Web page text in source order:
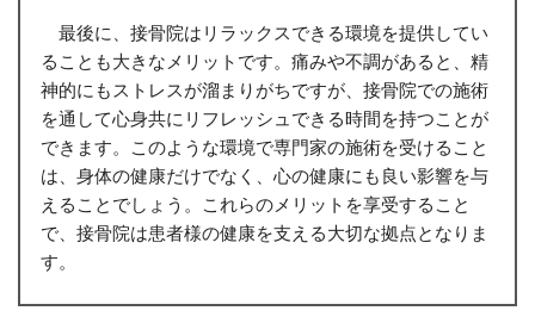
最後に、接骨院はリラックスできる環境を提供してい
ることも大きなメリットです。痛みや不調があると、精
神的にもストレスが溜まりがちですが、接骨院での施術
を通して心身共にリフレッシュできる時間を持つことが
できます。このような環境で専門家の施術を受けること
は、身体の健康だけでなく、心の健康にも良い影響を与
えることでしょう。これらのメリットを享受すること
で、接骨院は患者様の健康を支える大切な拠点となりま
す。